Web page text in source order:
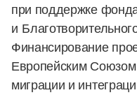
при поддержке
и
Финансирование
Европейским
миграции и